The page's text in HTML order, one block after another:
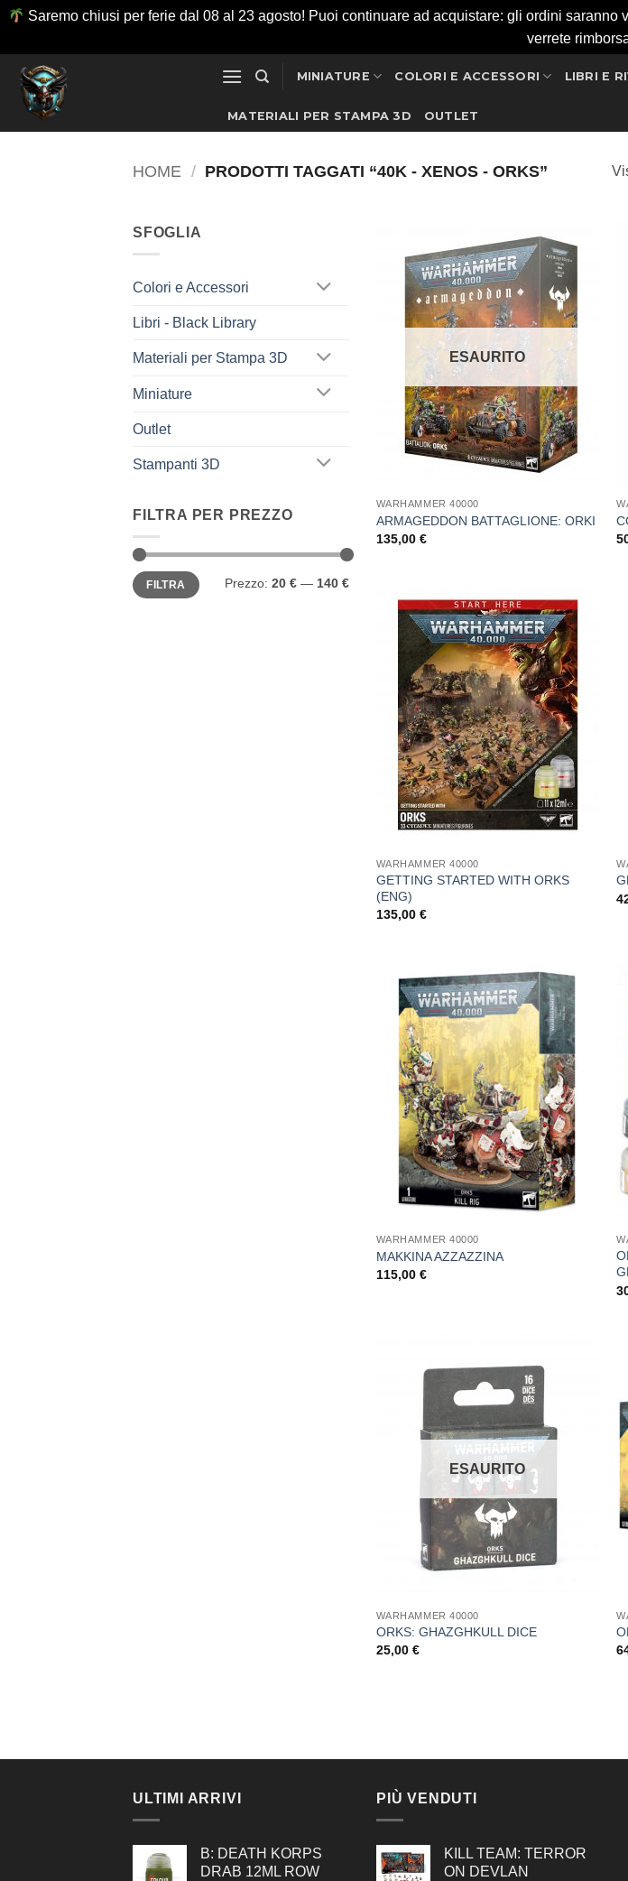
Saremo chiusi per ferie dal 08 al 23 agosto! Puoi continuare ad acquistare: gli ordini
verrete
Salta
contenuti
MINIATURE COLORI E ACCESSORI LIBRI E
MATERIALI PER STAMPA 3D OUTLET
HOME / PRODOTTI TAGGATI “40K - XENOS - ORKS”
SFOGLIA
Colori e Accessori
Libri - Black Library
Materiali per Stampa 3D
Miniature
Outlet
Stampanti 3D
FILTRA PER PREZZO
Prezzo
Min
Prezzo
MaxFILTRA Prezzo: 20 € — 140 €
Aggiungi
alla lista
dei
desideri
ESAURITO
WARHAMMER 40000
ARMAGEDDON BATTAGLIONE: ORKI
135,00 €
Aggiungi
alla lista
dei
desideri
WARHAMMER 40000
GETTING STARTED WITH ORKS
(ENG)
135,00 €
Aggiungi
alla lista
dei
desideri
WARHAMMER 40000
MAKKINA AZZAZZINA
115,00 €
desideri
ESAURITO
WARHAMMER 40000
ORKS: GHAZGHKULL DICE
25,00 €
ULTIMI ARRIVI
B: DEATH KORPS
DRAB 12ML ROW
PIÙ VENDUTI
KILL TEAM: TERROR
ON DEVLAN